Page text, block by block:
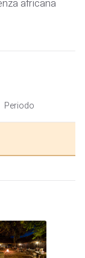
africana
Periodo